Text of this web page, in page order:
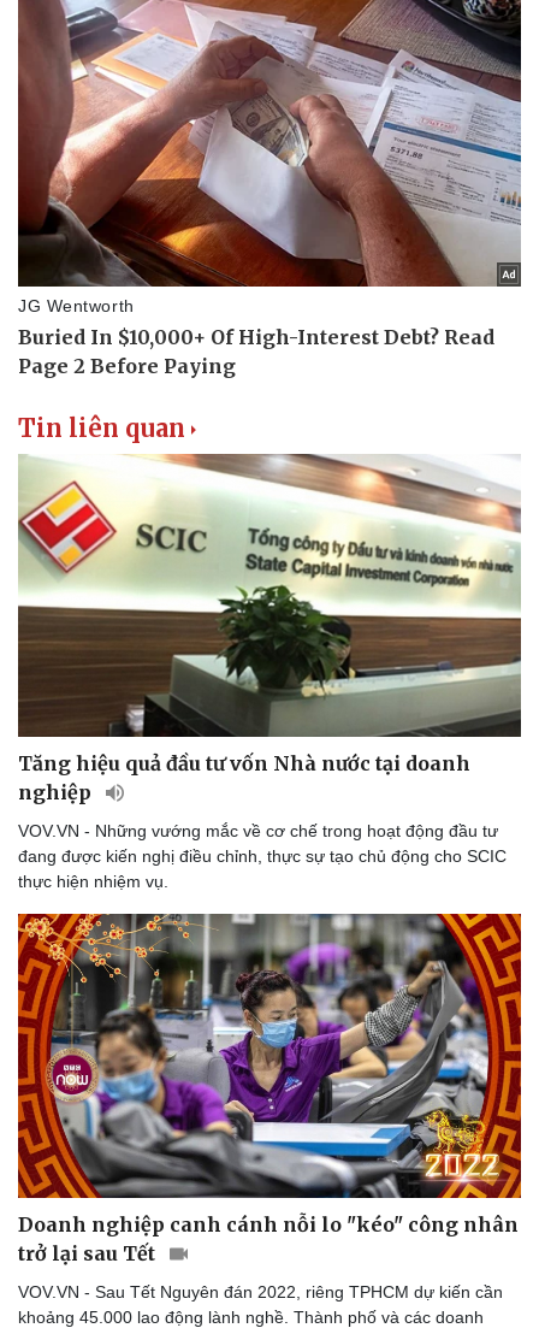
Vì cộng đồng
Chuyển đổi số
Tin liên quan
Tăng hiệu quả đầu tư vốn Nhà nước tại doanh
nghiệp
VOV.VN - Những vướng mắc về cơ chế trong hoạt động đầu tư
đang được kiến nghị điều chỉnh, thực sự tạo chủ động cho SCIC
thực hiện nhiệm vụ.
Doanh nghiệp canh cánh nỗi lo "kéo" công nhân
trở lại sau Tết
VOV.VN - Sau Tết Nguyên đán 2022, riêng TPHCM dự kiến cần
khoảng 45.000 lao động lành nghề. Thành phố và các doanh